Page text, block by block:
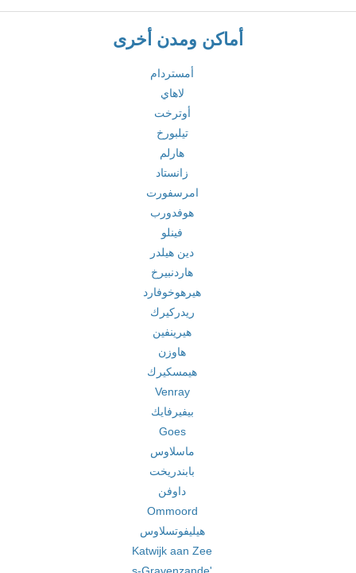
أماكن ومدن أخرى
أمستردام
لاهاي
أوترخت
تيلبورخ
هارلم
زانستاد
امرسفورت
هوفدورب
فينلو
دين هيلدر
هاردنبيرخ
هيرهوخوفارد
ريدركيرك
هيرينفين
هاوزن
هيمسكيرك
Venray
بيفيرفايك
Goes
ماسلاوس
بابندريخت
داوفن
Ommoord
هيليفوتسلاوس
Katwijk aan Zee